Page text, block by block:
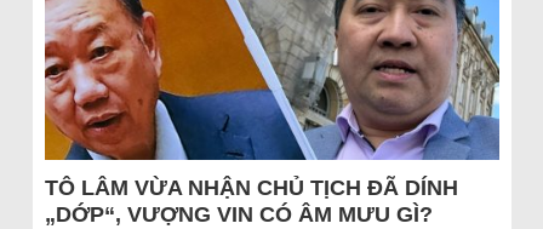
TÔ LÂM VỪA NHẬN CHỦ TỊCH ĐÃ DÍNH
„DỚP“, VƯỢNG VIN CÓ ÂM MƯU GÌ?